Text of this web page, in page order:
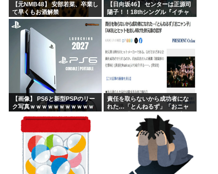
【元NMB48】 安部若菜、卒業し
て早くもお酒解禁
【日向坂46】 センターは正源司
陽子！！18thシングル『イチャ
が発表される！
【画像】 PS6と新型PSPのリー
ク写真ｗｗｗｗｗｗｗｗｗｗｗ
責任を取らないから成功者にな
れた…「とんねるず」「おニャ
ン子」「AKB」とヒットを出し
続けた秋元康の哲学！！！